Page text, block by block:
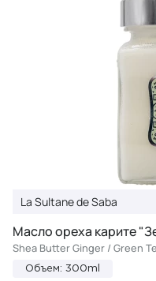
La Sultane de Saba
Масло ореха карите
Shea Butter Ginger / Green
Объем: 300ml